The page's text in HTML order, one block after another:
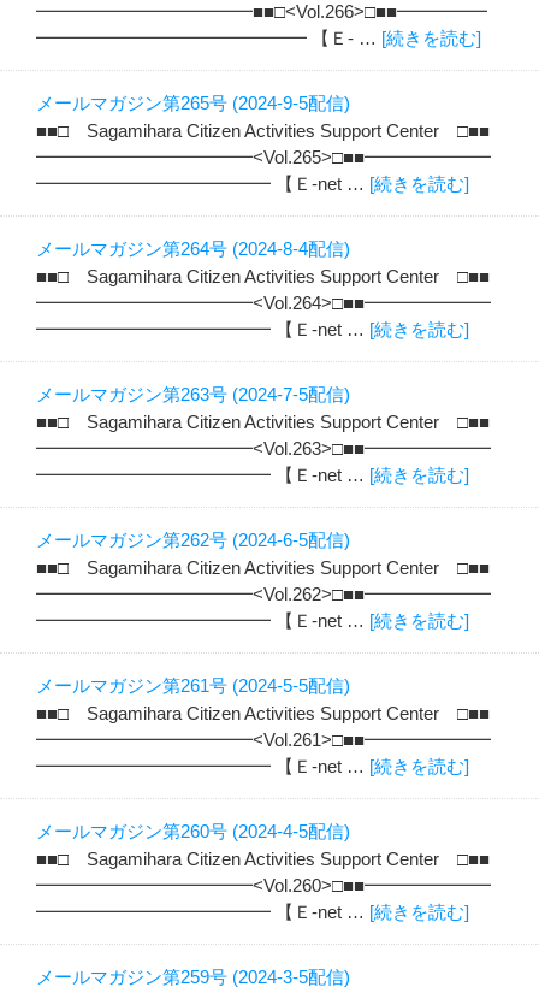
━━━━━━━━━━━━■■□<Vol.266>□■■━━━━━
━━━━━━━━━━━━━━━ 【Ｅ- … [続きを読む]
メールマガジン第265号 (2024-9-5配信)
■■□ Sagamihara Citizen Activities Support Center □■■
━━━━━━━━━━━━<Vol.265>□■■━━━━━━━
━━━━━━━━━━━━━ 【Ｅ-net … [続きを読む]
メールマガジン第264号 (2024-8-4配信)
■■□ Sagamihara Citizen Activities Support Center □■■
━━━━━━━━━━━━<Vol.264>□■■━━━━━━━
━━━━━━━━━━━━━ 【Ｅ-net … [続きを読む]
メールマガジン第263号 (2024-7-5配信)
■■□ Sagamihara Citizen Activities Support Center □■■
━━━━━━━━━━━━<Vol.263>□■■━━━━━━━
━━━━━━━━━━━━━ 【Ｅ-net … [続きを読む]
メールマガジン第262号 (2024-6-5配信)
■■□ Sagamihara Citizen Activities Support Center □■■
━━━━━━━━━━━━<Vol.262>□■■━━━━━━━
━━━━━━━━━━━━━ 【Ｅ-net … [続きを読む]
メールマガジン第261号 (2024-5-5配信)
■■□ Sagamihara Citizen Activities Support Center □■■
━━━━━━━━━━━━<Vol.261>□■■━━━━━━━
━━━━━━━━━━━━━ 【Ｅ-net … [続きを読む]
メールマガジン第260号 (2024-4-5配信)
■■□ Sagamihara Citizen Activities Support Center □■■
━━━━━━━━━━━━<Vol.260>□■■━━━━━━━
━━━━━━━━━━━━━ 【Ｅ-net … [続きを読む]
メールマガジン第259号 (2024-3-5配信)